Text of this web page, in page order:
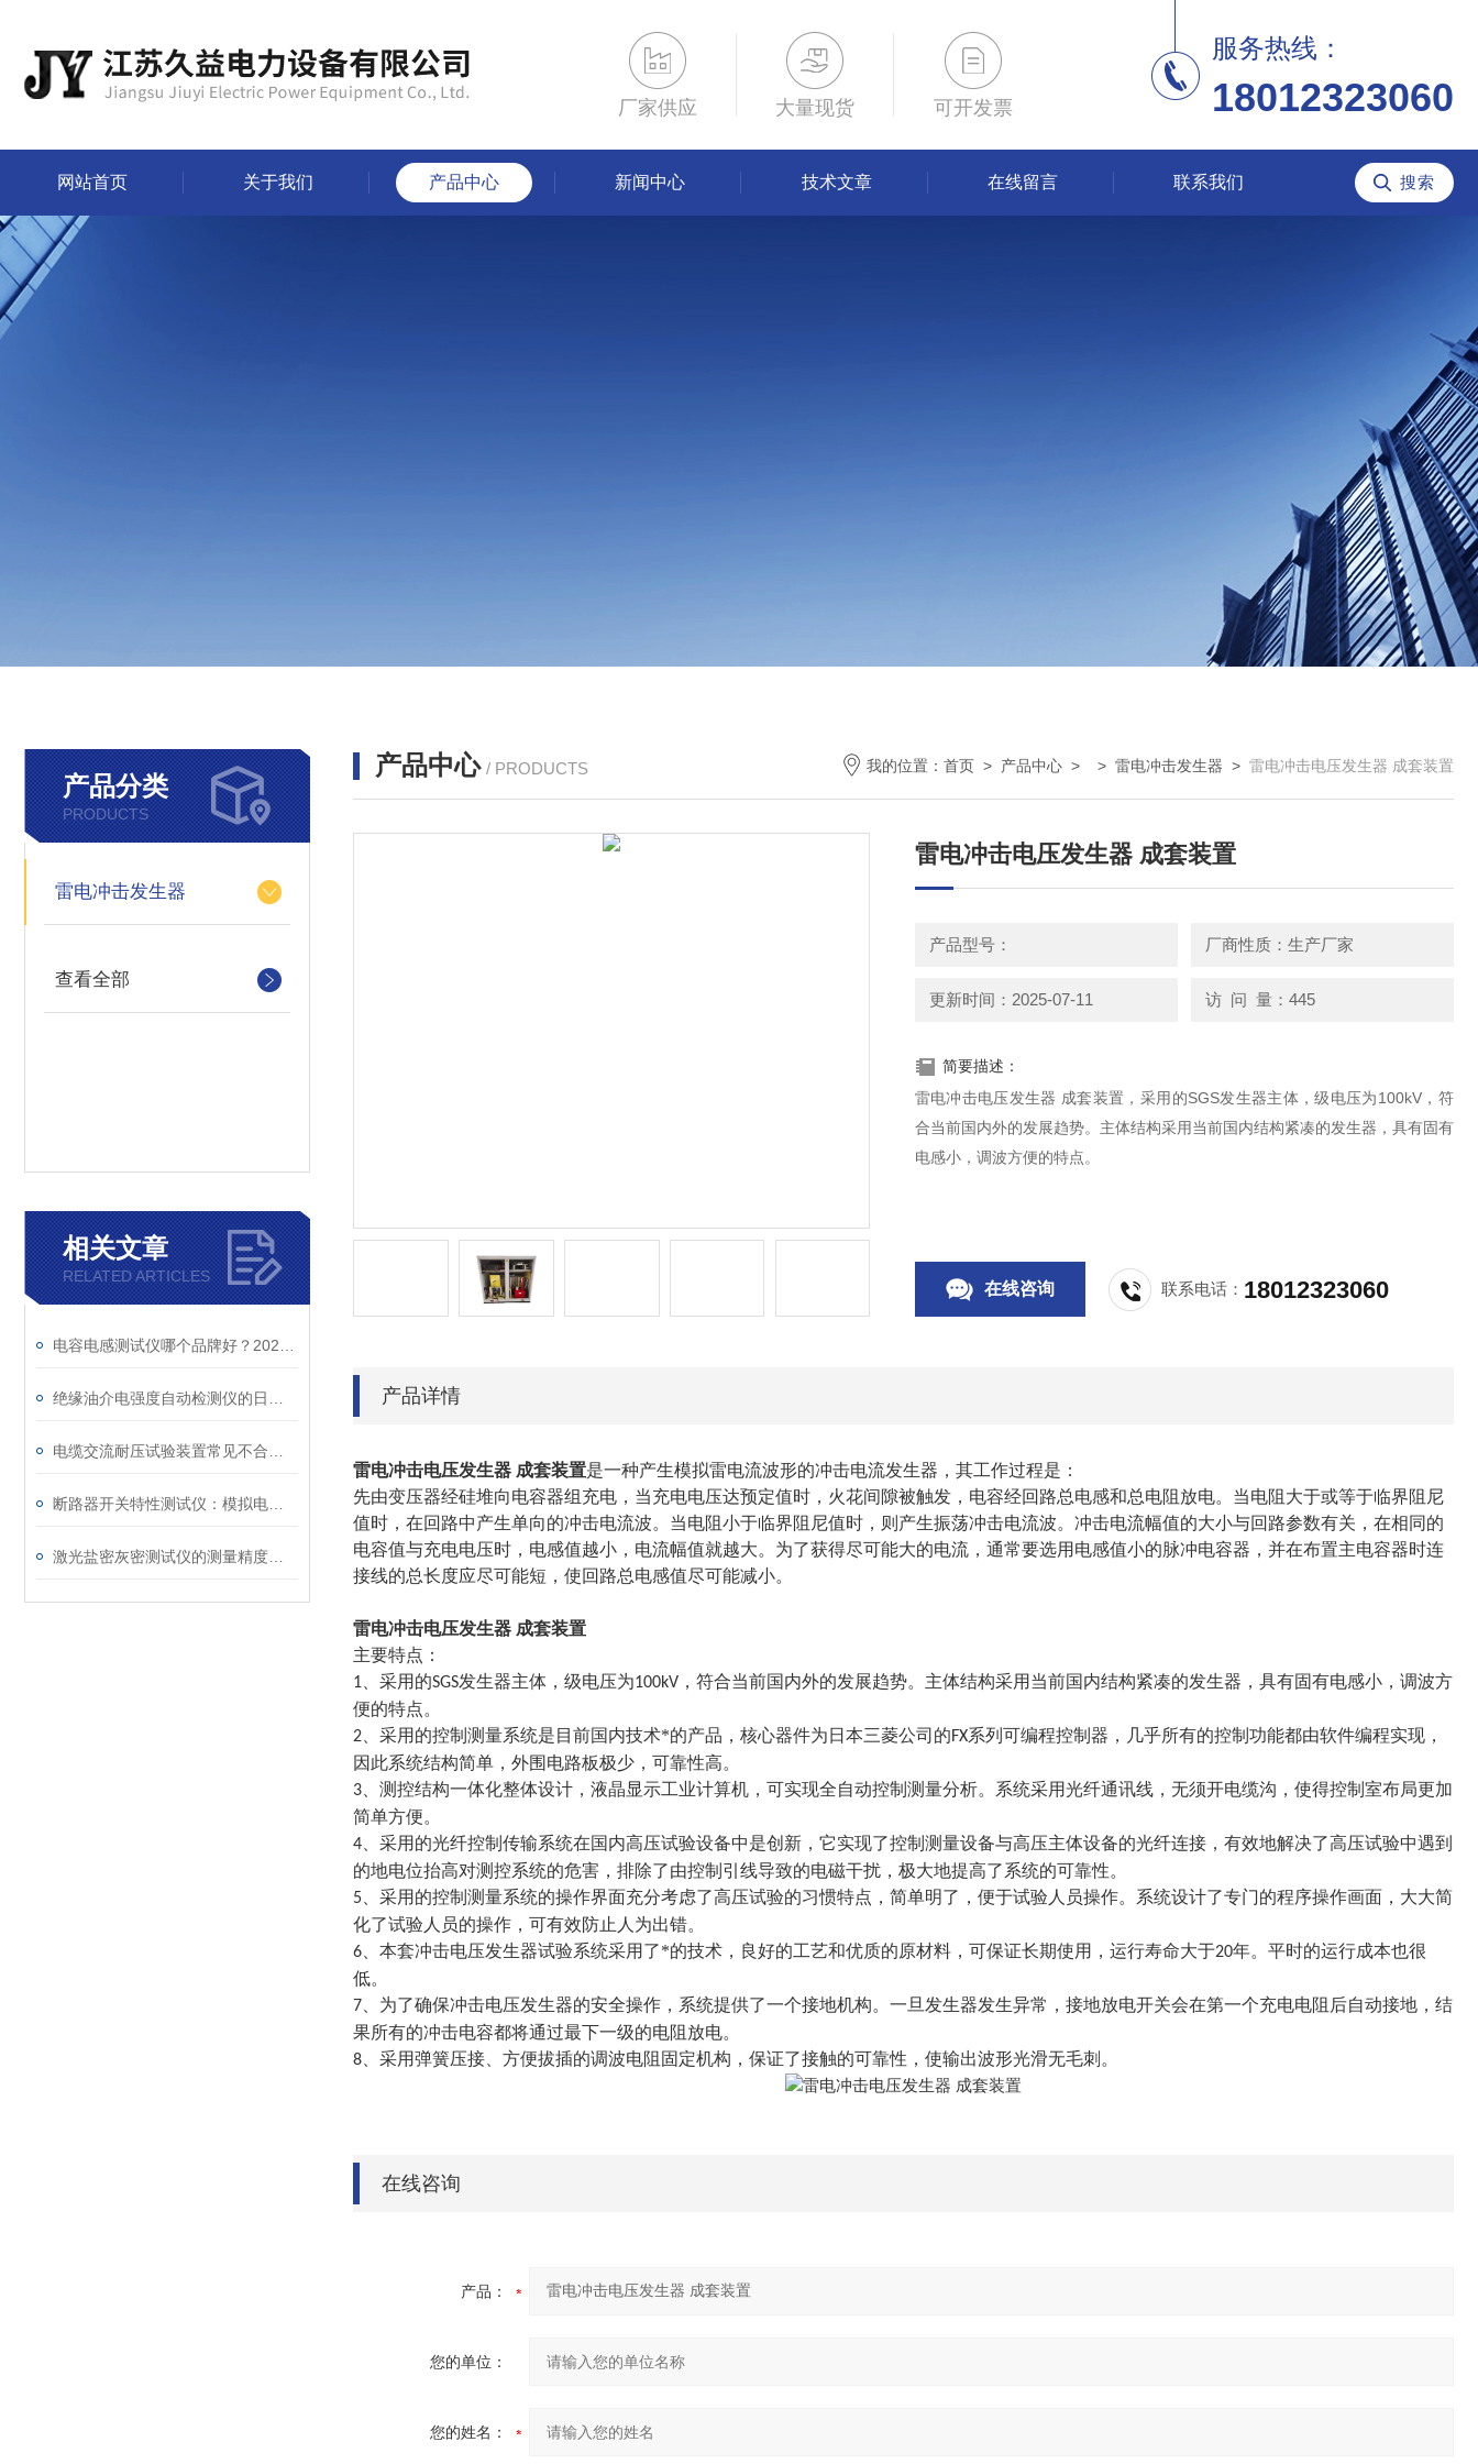
厂家供应 大量现货 可开发票
服务热线：
18012323060
网站首页 关于我们 产品中心 新闻中心 技术文章 在线留言 联系我们
产品分类
PRODUCTS
雷电冲击发生器
查看全部
相关文章
RELATED ARTICLES
产品中心 / PRODUCTS 我的位置： 首页 > 产品中心 > > 雷电冲击发生器 > 雷电冲击电压发生器 成套装置
雷电冲击电压发生器 成套装置
产品型号： 厂商性质：生产厂家
更新时间：2025-07-11 访 问 量：445
简要描述：
雷电冲击电压发生器 成套装置，采用的SGS发生器主体，级电压为100kV，符
合当前国内外的发展趋势。主体结构采用当前国内结构紧凑的发生器，具有固有
电感小，调波方便的特点。
在线咨询 联系电话： 18012323060
产品详情
雷电冲击电压发生器 成套装置是一种产生模拟雷电流波形的冲击电流发生器，其工作过程是：
先由变压器经硅堆向电容器组充电，当充电电压达预定值时，火花间隙被触发，电容经回路总电感和总电阻放电。当电阻大于或等于临界阻尼
值时，在回路中产生单向的冲击电流波。当电阻小于临界阻尼值时，则产生振荡冲击电流波。冲击电流幅值的大小与回路参数有关，在相同的
电容值与充电电压时，电感值越小，电流幅值就越大。为了获得尽可能大的电流，通常要选用电感值小的脉冲电容器，并在布置主电容器时连
接线的总长度应尽可能短，使回路总电感值尽可能减小。
雷电冲击电压发生器 成套装置
主要特点：
1 、采用的SGS发生器主体，级电压为100kV ，符合当前国内外的发展趋势。主体结构采用当前国内结构紧凑的发生器，具有固有电感小，调波方
便的特点。
2 、采用的控制测量系统是目前国内技术*的产品，核心器件为日本三菱公司的FX系列可编程控制器，几乎所有的控制功能都由软件编程实现，
因此系统结构简单，外围电路板极少，可靠性高。
3 、测控结构一体化整体设计，液晶显示工业计算机，可实现全自动控制测量分析。系统采用光纤通讯线，无须开电缆沟，使得控制室布局更加
简单方便。
4 、采用的光纤控制传输系统在国内高压试验设备中是创新，它实现了控制测量设备与高压主体设备的光纤连接，有效地解决了高压试验中遇到
的地电位抬高对测控系统的危害，排除了由控制引线导致的电磁干扰，极大地提高了系统的可靠性。
5 、采用的控制测量系统的操作界面充分考虑了高压试验的习惯特点，简单明了，便于试验人员操作。系统设计了专门的程序操作画面，大大简
化了试验人员的操作，可有效防止人为出错。
6 、本套冲击电压发生器试验系统采用了*的技术，良好的工艺和优质的原材料，可保证长期使用，运行寿命大于20年。平时的运行成本也很
低。
7 、为了确保冲击电压发生器的安全操作，系统提供了一个接地机构。一旦发生器发生异常，接地放电开关会在第一个充电电阻后自动接地，结
果所有的冲击电容都将通过最下一级的电阻放电。
8 、采用弹簧压接、方便拔插的调波电阻固定机构，保证了接触的可靠性，使输出波形光滑无毛刺。
在线咨询
产品：
您的单位：
您的姓名：